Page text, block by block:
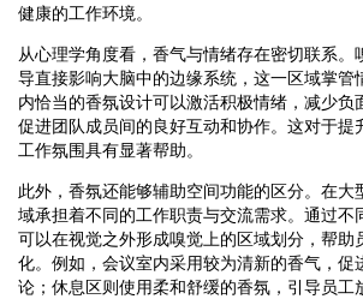
健康的工作环境。
从心理学角度看，香气与情绪存在密切联系。
导直接影响大脑中的边缘系统，这一区域掌管
内恰当的香氛设计可以激活积极情绪，减少负
促进团队成员间的良好互动和协作。这对于提
工作氛围具有显著帮助。
此外，香氛还能够辅助空间功能的区分。在大
域承担着不同的工作职责与交流需求。通过不
可以在视觉之外形成嗅觉上的区域划分，帮助
化。例如，会议室内采用较为清新的香气，促
论；休息区则使用柔和舒缓的香氛，引导员工